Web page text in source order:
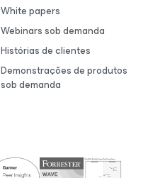
White papers
Webinars sob demanda
Histórias de clientes
Demonstrações de produtos
sob demanda